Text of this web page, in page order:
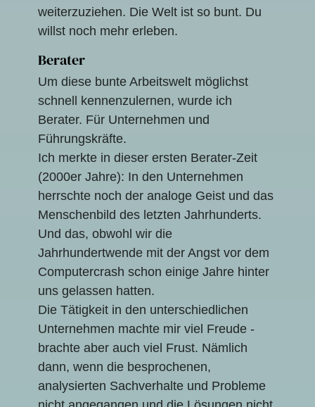
weiterzuziehen. Die Welt ist so bunt. Du
willst noch mehr erleben.
Berater
Um diese bunte Arbeitswelt möglichst
schnell kennenzulernen, wurde ich
Berater. Für Unternehmen und
Führungskräfte.
Ich merkte in dieser ersten Berater-Zeit
(2000er Jahre): In den Unternehmen
herrschte noch der analoge Geist und das
Menschenbild des letzten Jahrhunderts.
Und das, obwohl wir die
Jahrhundertwende mit der Angst vor dem
Computercrash schon einige Jahre hinter
uns gelassen hatten.
Die Tätigkeit in den unterschiedlichen
Unternehmen machte mir viel Freude -
brachte aber auch viel Frust. Nämlich
dann, wenn die besprochenen,
analysierten Sachverhalte und Probleme